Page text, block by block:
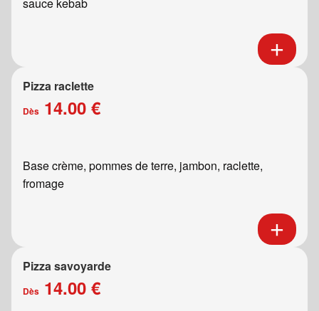
sauce kebab
Pizza raclette
Dès 14.00 €
Base crème, pommes de terre, jambon, raclette,
fromage
Pizza savoyarde
Dès 14.00 €